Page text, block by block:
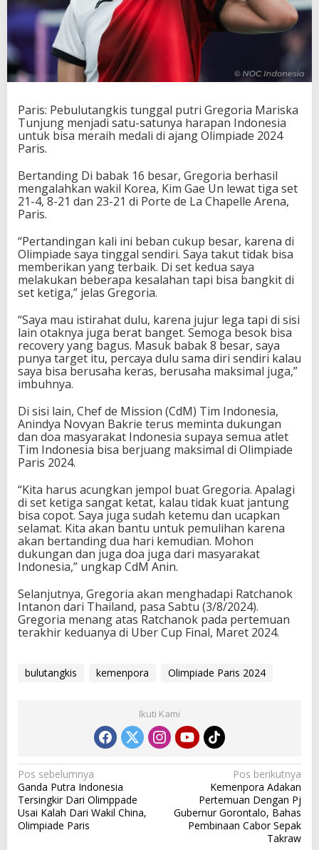
r
a
i
k
a
J
i
S
a
-
S
a
t
y
a
H
a
r
a
n
I
n
d
e
s
i
a
O
l
m
p
i
a
4
P
a
r
i
Paris: Pebulutangkis tunggal putri Gregoria Mariska
Tunjung menjadi satu-satunya harapan Indonesia
untuk bisa meraih medali di ajang Olimpiade 2024
Paris.
Bertanding Di babak 16 besar, Gregoria berhasil
mengalahkan wakil Korea, Kim Gae Un lewat tiga set
21-4, 8-21 dan 23-21 di Porte de La Chapelle Arena,
Paris.
“Pertandingan kali ini beban cukup besar, karena di
Olimpiade saya tinggal sendiri. Saya takut tidak bisa
memberikan yang terbaik. Di set kedua saya
melakukan beberapa kesalahan tapi bisa bangkit di
set ketiga,” jelas Gregoria.
“Saya mau istirahat dulu, karena jujur lega tapi di sisi
lain otaknya juga berat banget. Semoga besok bisa
recovery yang bagus. Masuk babak 8 besar, saya
punya target itu, percaya dulu sama diri sendiri kalau
saya bisa berusaha keras, berusaha maksimal juga,”
imbuhnya.
Di sisi lain, Chef de Mission (CdM) Tim Indonesia,
Anindya Novyan Bakrie terus meminta dukungan
dan doa masyarakat Indonesia supaya semua atlet
Tim Indonesia bisa berjuang maksimal di Olimpiade
Paris 2024.
“Kita harus acungkan jempol buat Gregoria. Apalagi
di set ketiga sangat ketat, kalau tidak kuat jantung
bisa copot. Saya juga sudah ketemu dan ucapkan
selamat. Kita akan bantu untuk pemulihan karena
akan bertanding dua hari kemudian. Mohon
dukungan dan juga doa juga dari masyarakat
Indonesia,” ungkap CdM Anin.
Selanjutnya, Gregoria akan menghadapi Ratchanok
Intanon dari Thailand, pasa Sabtu (3/8/2024).
Gregoria menang atas Ratchanok pada pertemuan
terakhir keduanya di Uber Cup Final, Maret 2024.
bulutangkis kemenpora Olimpiade Paris 2024
Ikuti Kami
N
a
v
i
Pos sebelumnya
Ganda Putra Indonesia
Tersingkir Dari Olimppade
Usai Kalah Dari Wakil China,
Olimpiade Paris
Pos berikutnya
Kemenpora Adakan
Pertemuan Dengan Pj
Gubernur Gorontalo, Bahas
Pembinaan Cabor Sepak
Takraw